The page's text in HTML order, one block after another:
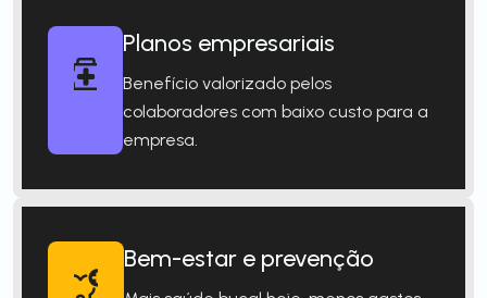
Planos empresariais
Benefício valorizado pelos
colaboradores com baixo custo para a
empresa.
Bem-estar e prevenção